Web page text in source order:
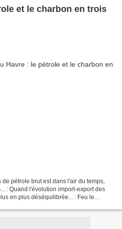
et le charbon en trois
pétrole brut est dans l'air du temps,
: Quand l'évolution import-export des
en plus déséquilibrée... : Feu le